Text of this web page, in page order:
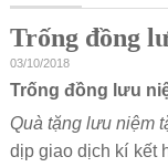
Trống đồng
03/10/2018
Trống đồng lưu
Quà tặng lưu niệm
dịp giao dịch kí kết